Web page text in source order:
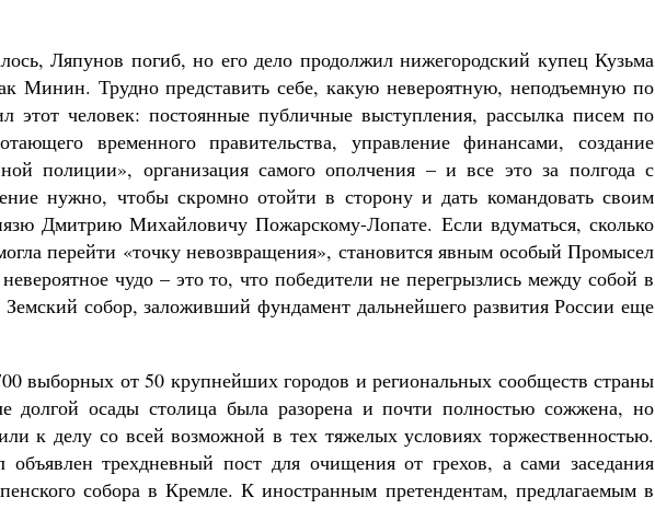
Ляпунов погиб, но его дело продолжил нижегородский купец Кузьма
Минин. Трудно представить себе, какую невероятную, неподъемную по
этот человек: постоянные публичные выступления, рассылка писем по
временного правительства, управление финансами, создание
полиции», организация самого ополчения – и все это за полгода с
нужно, чтобы скромно отойти в сторону и дать командовать своим
Дмитрию Михайловичу Пожарскому-Лопате. Если вдуматься, сколько
перейти «точку невозвращения», становится явным особый Промысел
чудо – это то, что победители не перегрызлись между собой в
Земский собор, заложивший фундамент дальнейшего развития России еще
выборных от 50 крупнейших городов и региональных сообществ страны
долгой осады столица была разорена и почти полностью сожжена, но
к делу со всей возможной в тех тяжелых условиях торжественностью.
трехдневный пост для очищения от грехов, а сами заседания
собора в Кремле. К иностранным претендентам, предлагаемым в